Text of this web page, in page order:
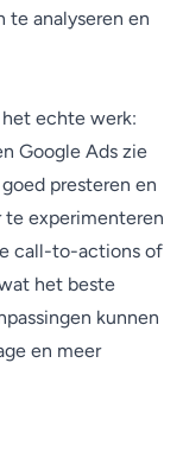
te analyseren en
echte werk:
Google Ads zie
presteren en
te experimenteren
call-to-actions of
het beste
kunnen
en meer